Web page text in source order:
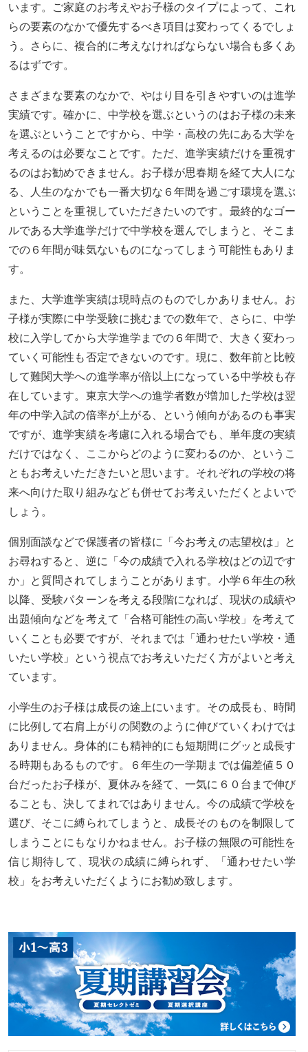
います。ご家庭のお考えやお子様のタイプによって、これ
らの要素のなかで優先するべき項目は変わってくるでしょ
う。さらに、複合的に考えなければならない場合も多くあ
るはずです。
さまざまな要素のなかで、やはり目を引きやすいのは進学
実績です。確かに、中学校を選ぶというのはお子様の未来
を選ぶということですから、中学・高校の先にある大学を
考えるのは必要なことです。ただ、進学実績だけを重視す
るのはお勧めできません。お子様が思春期を経て大人にな
る、人生のなかでも一番大切な６年間を過ごす環境を選ぶ
ということを重視していただきたいのです。最終的なゴー
ルである大学進学だけで中学校を選んでしまうと、そこま
での６年間が味気ないものになってしまう可能性もありま
す。
また、大学進学実績は現時点のものでしかありません。お
子様が実際に中学受験に挑むまでの数年で、さらに、中学
校に入学してから大学進学までの６年間で、大きく変わっ
ていく可能性も否定できないのです。現に、数年前と比較
して難関大学への進学率が倍以上になっている中学校も存
在しています。東京大学への進学者数が増加した学校は翌
年の中学入試の倍率が上がる、という傾向があるのも事実
ですが、進学実績を考慮に入れる場合でも、単年度の実績
だけではなく、ここからどのように変わるのか、というこ
ともお考えいただきたいと思います。それぞれの学校の将
来へ向けた取り組みなども併せてお考えいただくとよいで
しょう。
個別面談などで保護者の皆様に「今お考えの志望校は」と
お尋ねすると、逆に「今の成績で入れる学校はどの辺です
か」と質問されてしまうことがあります。小学６年生の秋
以降、受験パターンを考える段階になれば、現状の成績や
出題傾向などを考えて「合格可能性の高い学校」を考えて
いくことも必要ですが、それまでは「通わせたい学校・通
いたい学校」という視点でお考えいただく方がよいと考え
ています。
小学生のお子様は成長の途上にいます。その成長も、時間
に比例して右肩上がりの関数のように伸びていくわけでは
ありません。身体的にも精神的にも短期間にグッと成長す
る時期もあるものです。６年生の一学期までは偏差値５０
台だったお子様が、夏休みを経て、一気に６０台まで伸び
ることも、決してまれではありません。今の成績で学校を
選び、そこに縛られてしまうと、成長そのものを制限して
しまうことにもなりかねません。お子様の無限の可能性を
信じ期待して、現状の成績に縛られず、「通わせたい学
校」をお考えいただくようにお勧め致します。